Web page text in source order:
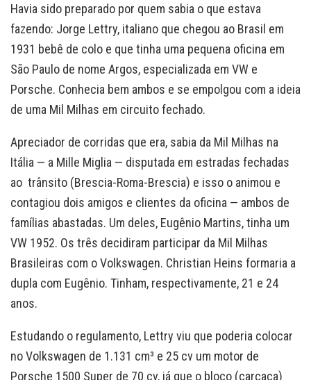
Havia sido preparado por quem sabia o que estava
fazendo: Jorge Lettry, italiano que chegou ao Brasil em
1931 bebê de colo e que tinha uma pequena oficina em
São Paulo de nome Argos, especializada em VW e
Porsche. Conhecia bem ambos e se empolgou com a ideia
de uma Mil Milhas em circuito fechado.
Apreciador de corridas que era, sabia da Mil Milhas na
Itália — a Mille Miglia — disputada em estradas fechadas
ao trânsito (Brescia-Roma-Brescia) e isso o animou e
contagiou dois amigos e clientes da oficina — ambos de
famílias abastadas. Um deles, Eugênio Martins, tinha um
VW 1952. Os três decidiram participar da Mil Milhas
Brasileiras com o Volkswagen. Christian Heins formaria a
dupla com Eugênio. Tinham, respectivamente, 21 e 24
anos.
Estudando o regulamento, Lettry viu que poderia colocar
no Volkswagen de 1.131 cm³ e 25 cv um motor de
Porsche 1500 Super de 70 cv, já que o bloco (carcaça)